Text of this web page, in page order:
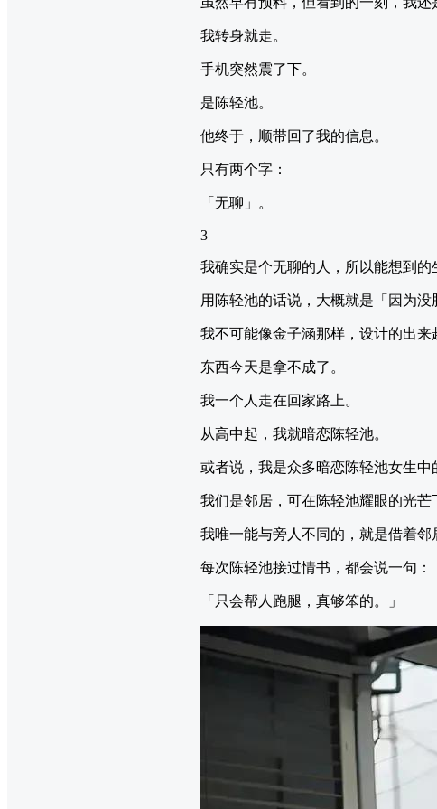
我转身就走。
手机突然震了下。
是陈轻池。
他终于，顺带回了我的信息。
只有两个字：
「无聊」。
3
我确实是个无聊的人，所以能想到的
用陈轻池的话说，大概就是「因为没
我不可能像金子涵那样，设计的出
东西今天是拿不成了。
我一个人走在回家路上。
从高中起，我就暗恋陈轻池。
或者说，我是众多暗恋陈轻池女生中
我们是邻居，可在陈轻池耀眼的光芒
我唯一能与旁人不同的，就是借着邻
每次陈轻池接过情书，都会说一句：
「只会帮人跑腿，真够笨的。」